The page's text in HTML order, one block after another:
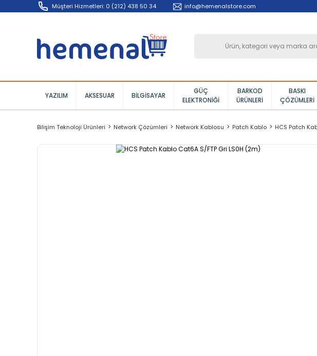
Müşteri Hizmetleri: 0 (212) 438 50 34 info@hemenalstore.com
YAZILIM AKSESUAR BILGISAYAR
GÜÇ
ELEKTRONIĞI
BARKOD
ÜRÜNLERI
BASKI
ÇÖZÜMLERI
Bilişim Teknoloji Ürünleri Network Çözümleri Network Kablosu Patch Kablo HCS Patch